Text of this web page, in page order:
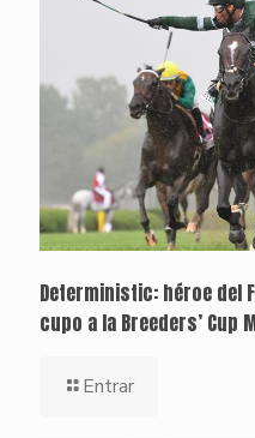
Deterministic: héroe del
cupo a la Breeders’ Cup
Entrar